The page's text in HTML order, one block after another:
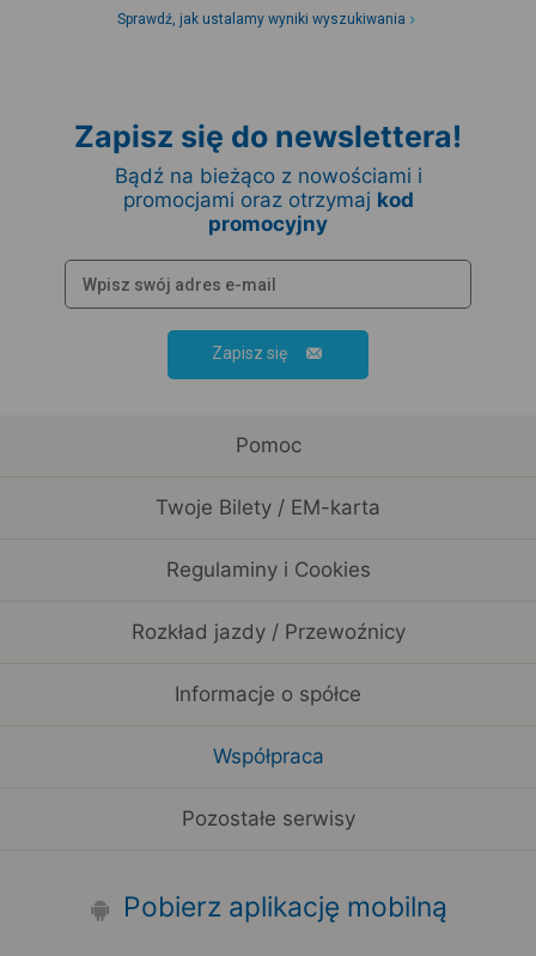
Sprawdź, jak ustalamy wyniki wyszukiwania
Zapisz się do newslettera!
Bądź na bieżąco z nowościami i
promocjami oraz otrzymaj kod
promocyjny
Zapisz się
Pomoc
Twoje Bilety / EM-karta
Regulaminy i Cookies
Rozkład jazdy / Przewoźnicy
Informacje o spółce
Współpraca
Pozostałe serwisy
Pobierz aplikację mobilną